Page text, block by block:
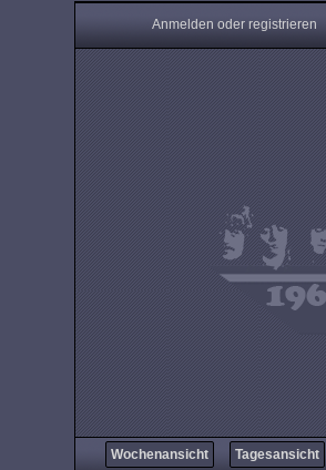
Anmelden oder registrieren
Wochenansicht Tagesansicht